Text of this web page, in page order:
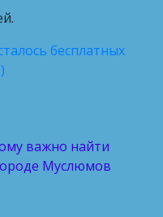
бесплатных
важно найти
Муслюмов